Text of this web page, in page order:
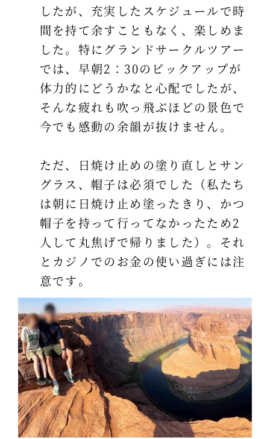
したが、充実したスケジュールで時
間を持て余すこともなく、楽しめま
した。特にグランドサークルツアー
では、早朝2：30のピックアップが
体力的にどうかなと心配でしたが、
そんな疲れも吹っ飛ぶほどの景色で
今でも感動の余韻が抜けません。
ただ、日焼け止めの塗り直しとサン
グラス、帽子は必須でした（私たち
は朝に日焼け止め塗ったきり、かつ
帽子を持って行ってなかったため2
人して丸焦げで帰りました）。それ
とカジノでのお金の使い過ぎには注
意です。